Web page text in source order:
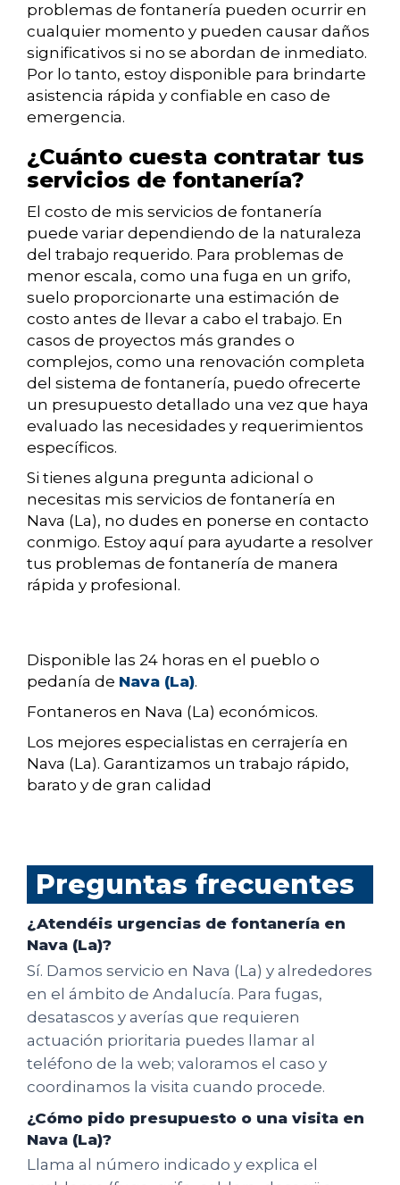
problemas de fontanería pueden ocurrir en
cualquier momento y pueden causar daños
significativos si no se abordan de inmediato.
Por lo tanto, estoy disponible para brindarte
asistencia rápida y confiable en caso de
emergencia.
¿Cuánto cuesta contratar tus
servicios de fontanería?
El costo de mis servicios de fontanería
puede variar dependiendo de la naturaleza
del trabajo requerido. Para problemas de
menor escala, como una fuga en un grifo,
suelo proporcionarte una estimación de
costo antes de llevar a cabo el trabajo. En
casos de proyectos más grandes o
complejos, como una renovación completa
del sistema de fontanería, puedo ofrecerte
un presupuesto detallado una vez que haya
evaluado las necesidades y requerimientos
específicos.
Si tienes alguna pregunta adicional o
necesitas mis servicios de fontanería en
Nava (La), no dudes en ponerse en contacto
conmigo. Estoy aquí para ayudarte a resolver
tus problemas de fontanería de manera
rápida y profesional.
Disponible las 24 horas en el pueblo o
pedanía de Nava (La).
Fontaneros en Nava (La) económicos.
Los mejores especialistas en cerrajería en
Nava (La). Garantizamos un trabajo rápido,
barato y de gran calidad
Preguntas frecuentes
¿Atendéis urgencias de fontanería en
Nava (La)?
Sí. Damos servicio en Nava (La) y alrededores
en el ámbito de Andalucía. Para fugas,
desatascos y averías que requieren
actuación prioritaria puedes llamar al
teléfono de la web; valoramos el caso y
coordinamos la visita cuando procede.
¿Cómo pido presupuesto o una visita en
Nava (La)?
Llama al número indicado y explica el